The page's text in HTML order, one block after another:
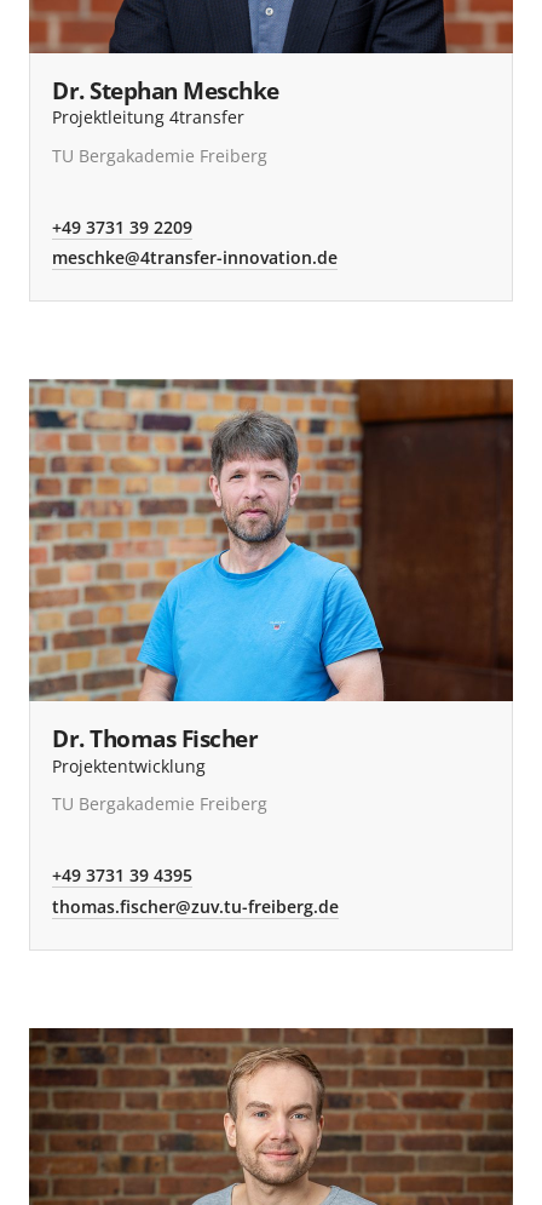
Dr. Stephan Meschke
Projektleitung 4transfer
TU Bergakademie Freiberg
+49 3731 39 2209
meschke@4transfer-innovation.de
Dr. Thomas Fischer
Projektentwicklung
TU Bergakademie Freiberg
+49 3731 39 4395
thomas.fischer@zuv.tu-freiberg.de